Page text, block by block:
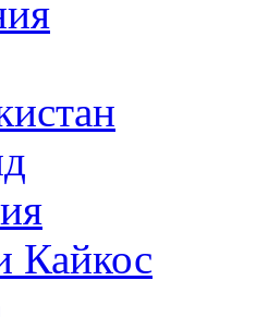
Кайкос